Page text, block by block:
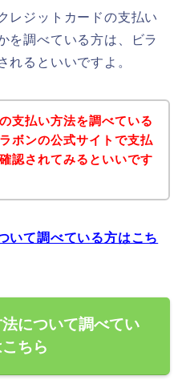
レジットカードの支払い
を調べている方は、ビラ
れるといいですよ。
支払い方法を調べている
ボンの公式サイトで支払
認されてみるといいです
いて調べている方はこち
について調べてい
ちら